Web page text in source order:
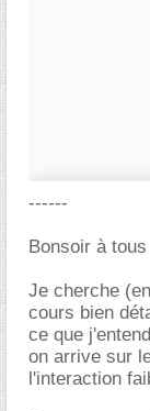
------
Bonsoir à tous
Je cherche
cours bien
ce que
on arrive sur
l'interaction